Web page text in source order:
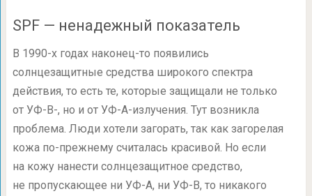
SPF — ненадежный показатель
В 1990-хгодах наконец-то появились
солнцезащитные средства широкого спектра
действия, то есть те, которые защищали не только
от УФ-В-, но и от УФ-А-излучения. Тут возникла
проблема. Люди хотели загорать, так как загорелая
кожа по-прежнему считалась красивой. Но если
на кожу нанести солнцезащитное средство,
не пропускающее ни УФ-А, ни УФ-В, то никакого